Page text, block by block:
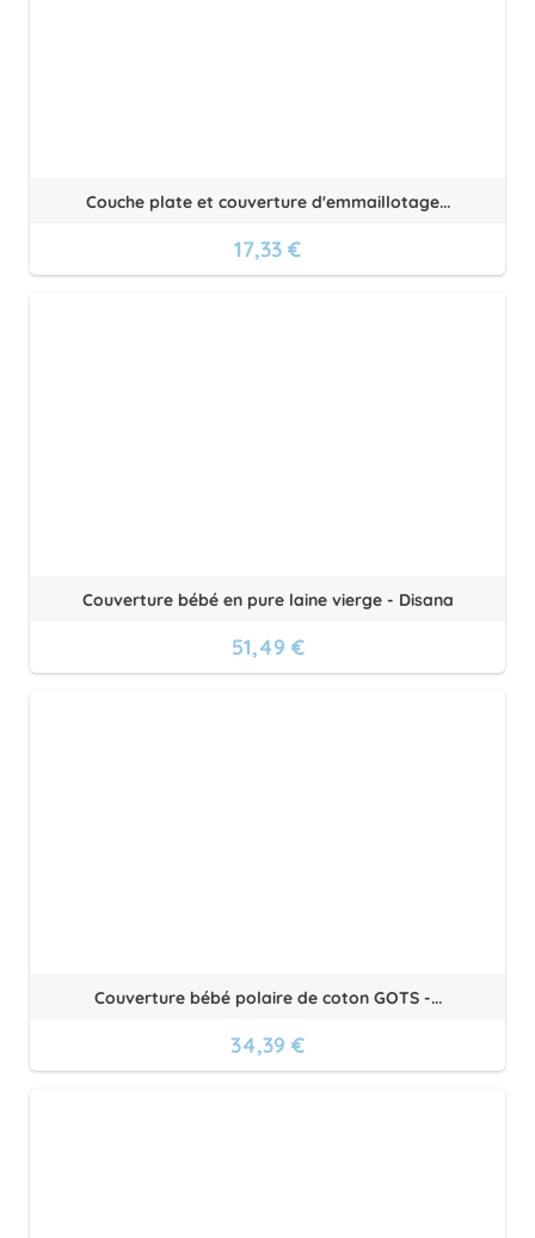
Couche plate et couverture d'emmaillotage...
17,33 €
Couverture bébé en pure laine vierge - Disana
51,49 €
Couverture bébé polaire de coton GOTS -...
34,39 €